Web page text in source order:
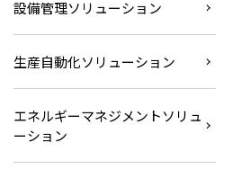
設備管理ソリューション
生産自動化ソリューション
エネルギーマネジメントソリュ
ーション